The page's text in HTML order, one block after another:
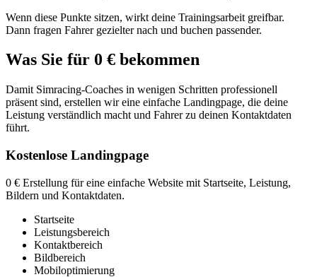
Wenn diese Punkte sitzen, wirkt deine Trainingsarbeit greifbar.
Dann fragen Fahrer gezielter nach und buchen passender.
Was Sie für 0 € bekommen
Damit Simracing-Coaches in wenigen Schritten professionell
präsent sind, erstellen wir eine einfache Landingpage, die deine
Leistung verständlich macht und Fahrer zu deinen Kontaktdaten
führt.
Kostenlose Landingpage
0 € Erstellung für eine einfache Website mit Startseite, Leistung,
Bildern und Kontaktdaten.
Startseite
Leistungsbereich
Kontaktbereich
Bildbereich
Mobiloptimierung